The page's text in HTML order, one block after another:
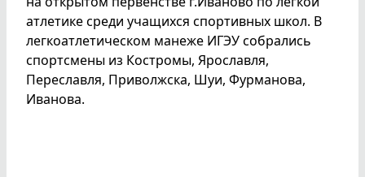
атлетике среди учащихся спортивных школ. В
легкоатлетическом манеже ИГЭУ собрались
спортсмены из Костромы, Ярославля,
Переславля, Приволжска, Шуи, Фурманова,
Иванова.